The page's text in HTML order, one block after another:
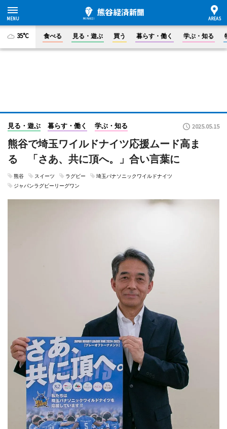
35°C 食べる 見る・遊ぶ 買う 暮らす・働く 学ぶ・知る
見る・遊ぶ 暮らす・働く 学ぶ・知る 2025.05.15
熊谷で埼玉ワイルドナイツ応援ムード高ま
る 「さあ、共に頂へ。」合い言葉に
熊谷 スイーツ ラグビー
埼玉パナソニックワイルドナイツ
ジャパンラグビーリーグワン